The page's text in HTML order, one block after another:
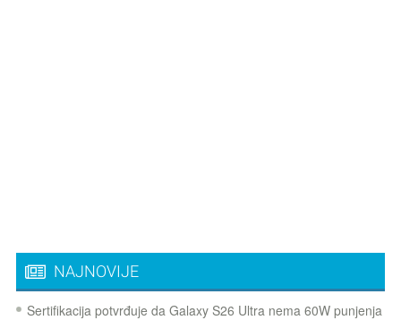
NAJNOVIJE
Sertifikacija potvrđuje da Galaxy S26 Ultra nema 60W punjenja